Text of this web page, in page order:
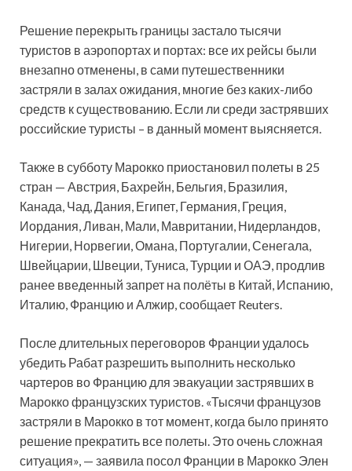
Решение перекрыть границы застало тысячи
туристов в аэропортах и портах: все их рейсы были
внезапно отменены, в сами путешественники
застряли в залах ожидания, многие без каких-либо
средств к существованию. Если ли среди застрявших
российские туристы – в данный момент выясняется.
Также в субботу Марокко приостановил полеты в 25
стран — Австрия, Бахрейн, Бельгия, Бразилия,
Канада, Чад, Дания, Египет, Германия, Греция,
Иордания, Ливан, Мали, Мавритании, Нидерландов,
Нигерии, Норвегии, Омана, Португалии, Сенегала,
Швейцарии, Швеции, Туниса, Турции и ОАЭ, продлив
ранее введенный запрет на полёты в Китай, Испанию,
Италию, Францию и Алжир, сообщает Reuters.
После длительных переговоров Франции удалось
убедить Рабат разрешить выполнить несколько
чартеров во Францию для эвакуации застрявших в
Марокко французских туристов. «Тысячи французов
застряли в Марокко в тот момент, когда было принято
решение прекратить все полеты. Это очень сложная
ситуация», — заявила посол Франции в Марокко Элен